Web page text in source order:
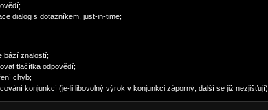
dialog s dotazníkem, just-in-time;
bází znalostí;
tlačítka odpovědí;
chyb;
konjunkcí (je-li libovolný výrok v konjunkci záporný, další se již nezjišťují)